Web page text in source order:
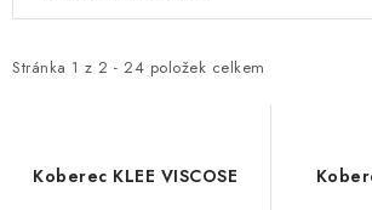
i
Stránka 1 z 2 - 24 položek celkem
e
Koberec KLEE VISCOSE